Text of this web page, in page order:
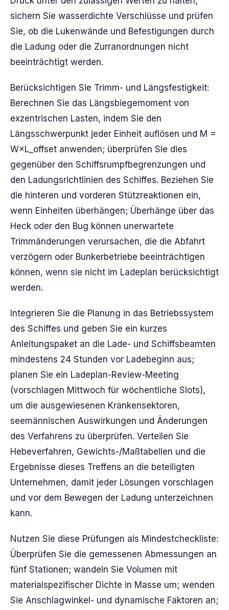
sichern Sie wasserdichte Verschlüsse und prüfen
Sie, ob die Lukenwände und Befestigungen durch
die Ladung oder die Zurranordnungen nicht
beeinträchtigt werden.
Berücksichtigen Sie Trimm- und Längsfestigkeit:
Berechnen Sie das Längsbiegemoment von
exzentrischen Lasten, indem Sie den
Längsschwerpunkt jeder Einheit auflösen und M =
W×L_offset anwenden; überprüfen Sie dies
gegenüber den Schiffsrumpfbegrenzungen und
den Ladungsrichtlinien des Schiffes. Beziehen Sie
die hinteren und vorderen Stützreaktionen ein,
wenn Einheiten überhängen; Überhänge über das
Heck oder den Bug können unerwartete
Trimmänderungen verursachen, die die Abfahrt
verzögern oder Bunkerbetriebe beeinträchtigen
können, wenn sie nicht im Ladeplan berücksichtigt
werden.
Integrieren Sie die Planung in das Betriebssystem
des Schiffes und geben Sie ein kurzes
Anleitungspaket an die Lade- und Schiffsbeamten
mindestens 24 Stunden vor Ladebeginn aus;
planen Sie ein Ladeplan-Review-Meeting
(vorschlagen Mittwoch für wöchentliche Slots),
um die ausgewiesenen Krankensektoren,
seemännischen Auswirkungen und Änderungen
des Verfahrens zu überprüfen. Verteilen Sie
Hebeverfahren, Gewichts-/Maßtabellen und die
Ergebnisse dieses Treffens an die beteiligten
Unternehmen, damit jeder Lösungen vorschlagen
und vor dem Bewegen der Ladung unterzeichnen
kann.
Nutzen Sie diese Prüfungen als Mindestcheckliste:
Überprüfen Sie die gemessenen Abmessungen an
fünf Stationen; wandeln Sie Volumen mit
materialspezifischer Dichte in Masse um; wenden
Sie Anschlagwinkel- und dynamische Faktoren an;